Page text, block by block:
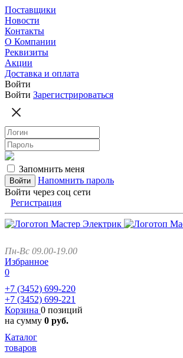
Поставщики
Новости
Контакты
О Компании
Реквизиты
Акции
Доставка и оплата
Войти
Войти Зарегистрироваться
Запомнить меня
Напомнить пароль
Войти через соц сети
Регистрация
Пн-Вс 09.00-19.00
Избранное
0
+7 (3452) 699-220
+7 (3452) 699-221
Корзина 0 позиций
на сумму 0 руб.
Каталог
товаров